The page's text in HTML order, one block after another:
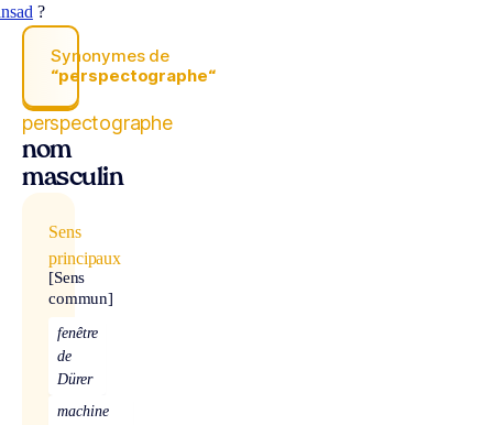
?
Synonymes de
“perspectographe“
perspectographe
nom
masculin
Sens
principaux
[Sens
commun]
fenêtre
de
Dürer
machine